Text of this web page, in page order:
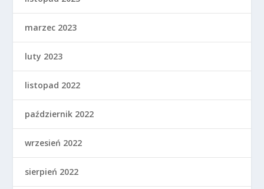
marzec 2023
luty 2023
listopad 2022
październik 2022
wrzesień 2022
sierpień 2022